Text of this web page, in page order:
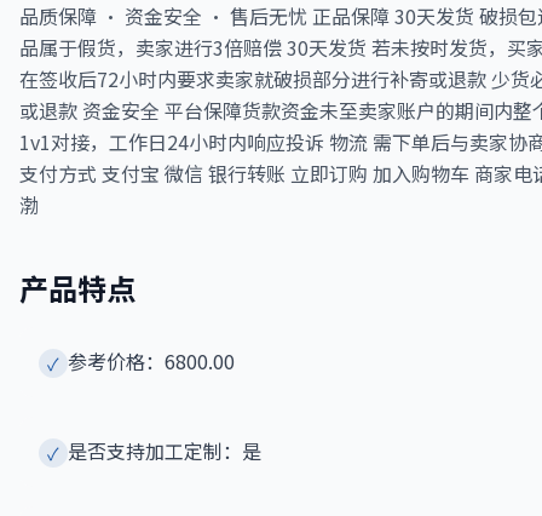
品质保障 · 资金安全 · 售后无忧 正品保障 30天发货 破损
品属于假货，卖家进行3倍赔偿 30天发货 若未按时发货，
在签收后72小时内要求卖家就破损部分进行补寄或退款 少
或退款 资金安全 平台保障货款资金未至卖家账户的期间内
1v1对接，工作日24小时内响应投诉 物流 需下单后与卖家
支付方式 支付宝 微信 银行转账 立即订购 加入购物车 商家
渤
产品特点
✓ 参考价格：6800.00
✓ 是否支持加工定制：是